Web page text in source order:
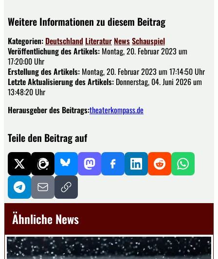
Weitere Informationen zu diesem Beitrag
Kategorien: Deutschland Literatur NewsSchauspiel
Veröffentlichung des Artikels: Montag, 20. Februar 2023 um
17:20:00 Uhr
Erstellung des Artikels: Montag, 20. Februar 2023 um 17:14:50 Uhr
Letzte Aktualisierung des Artikels: Donnerstag, 04. Juni 2026 um
13:48:20 Uhr
Herausgeber des Beitrags:theaterkompass.de
Teile den Beitrag auf
Ähnliche News